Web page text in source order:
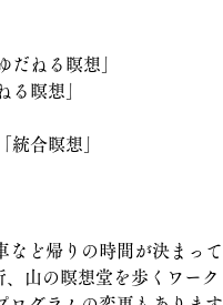
ねる瞑想」
瞑想」
　食
合瞑想」
など帰りの時間が決まっ
山の瞑想堂を歩くワー